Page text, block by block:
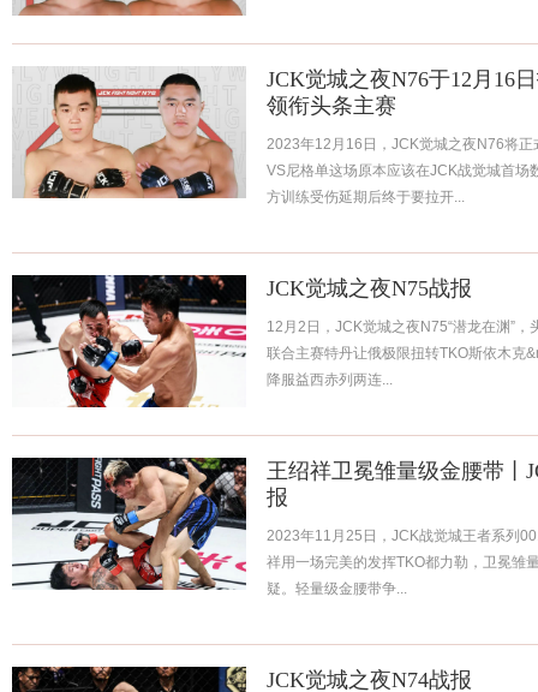
JCK觉城之夜N76于12月16
领衔头条主赛
2023年12月16日，JCK觉城之夜N76将
VS尼格单这场原本应该在JCK战觉城首场
方训练受伤延期后终于要拉开...
JCK觉城之夜N75战报
12月2日，JCK觉城之夜N75“潜龙在渊”
联合主赛特丹让俄极限扭转TKO斯依木克
降服益西赤列两连...
王绍祥卫冕雏量级金腰带丨
报
2023年11月25日，JCK战觉城王者系列
祥用一场完美的发挥TKO都力勒，卫冕雏
疑。轻量级金腰带争...
JCK觉城之夜N74战报